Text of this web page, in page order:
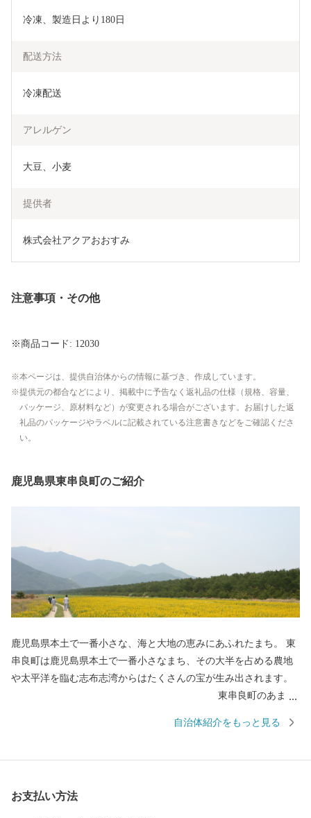
冷凍、製造日より180日
配送方法
冷凍配送
アレルゲン
大豆、小麦
提供者
株式会社アクアおおすみ
注意事項・その他
※商品コード: 12030
本ページは、提供自治体からの情報に基づき、作成しています。
提供元の都合などにより、掲載中に予告なく返礼品の仕様（規格、容量、
パッケージ、原材料など）が変更される場合がございます。お届けした返
礼品のパッケージやラベルに記載されている注意書きなどをご確認くださ
い。
鹿児島県東串良町のご紹介
鹿児島県本土で一番小さな、海と大地の恵みにあふれたまち。 東
串良町は鹿児島県本土で一番小さなまち、その大半を占める農地
や太平洋を臨む志布志湾からはたくさんの宝が生み出されます。
一 小さいまちですので、作付面積こそ全国６位ですが、収穫量は
開催され、たくさんの来場者でにぎわいます。 ・目
自治体紹介をもっと見る
お支払い方法